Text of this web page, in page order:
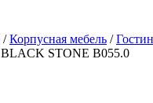
/Корпусная мебель /